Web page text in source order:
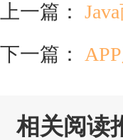
上一篇：
下一篇：
相关阅读